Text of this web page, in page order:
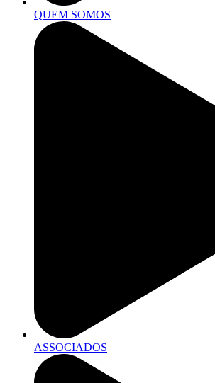
QUEM SOMOS
ASSOCIADOS